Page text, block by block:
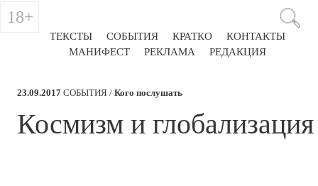
ТЕКСТЫ СОБЫТИЯ КРАТКО
КОНТАКТЫ
МАНИФЕСТ
РЕКЛАМА РЕДАКЦИЯ
18+
23.09.2017 СОБЫТИЯ / Кого послушать
Космизм и глобализация